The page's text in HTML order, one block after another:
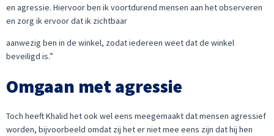
en agressie. Hiervoor ben ik voortdurend mensen aan het observeren
en zorg ik ervoor dat ik zichtbaar
aanwezig ben in de winkel, zodat iedereen weet dat de winkel
beveiligd is.”
Omgaan met agressie
Toch heeft Khalid het ook wel eens meegemaakt dat mensen agressief
worden, bijvoorbeeld omdat zij het er niet mee eens zijn dat hij hen